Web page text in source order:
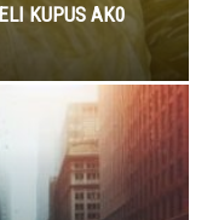
KUPUS AK0